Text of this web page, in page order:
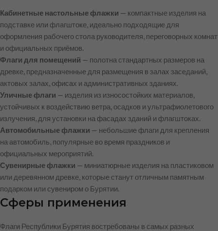
Кабинетные настольные флажки — компактные изделия на
подставке или флагштоке, идеально подходящие для
оформления рабочего стола руководителя, переговорных комнат
и официальных приёмов.
Флаги для помещений — полотна стандартных размеров на
древке, предназначенные для размещения в залах заседаний,
актовых залах, офисах и административных зданиях.
Уличные флаги — изделия из износостойких материалов,
устойчивых к воздействию ветра, осадков и ультрафиолетового
излучения, для установки на фасадах зданий и флагштоках.
Автомобильные флажки — небольшие флаги для крепления
на автомобиль, популярные во время праздников и
официальных мероприятий.
Сувенирные флажки — миниатюрные изделия на пластиковом
или деревянном древке, которые станут отличным памятным
подарком или сувениром о Бурятии.
Сферы применения
Флаги Республики Бурятия востребованы в самых разных